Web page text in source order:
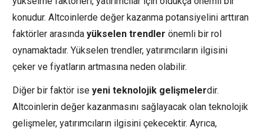
konudur. Altcoinlerde değer kazanma potansiyelini arttıran
faktörler arasında yükselen trendler önemli bir rol
oynamaktadır. Yükselen trendler, yatırımcıların ilgisini
çeker ve fiyatların artmasına neden olabilir.
Diğer bir faktör ise yeni teknolojik gelişmelerdir.
Altcoinlerin değer kazanmasını sağlayacak olan teknolojik
gelişmeler, yatırımcıların ilgisini çekecektir. Ayrıca,